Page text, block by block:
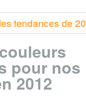
tendances de
pour nos
2012